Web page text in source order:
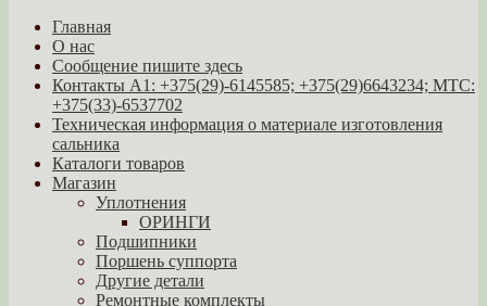
Главная
О нас
Сообщение пишите здесь
Контакты A1: +375(29)-6145585; +375(29)6643234; МТС:
+375(33)-6537702
Техническая информация о материале изготовления
сальника
Каталоги товаров
Магазин
Уплотнения
ОРИНГИ
Подшипники
Поршень суппорта
Другие детали
Ремонтные комплекты